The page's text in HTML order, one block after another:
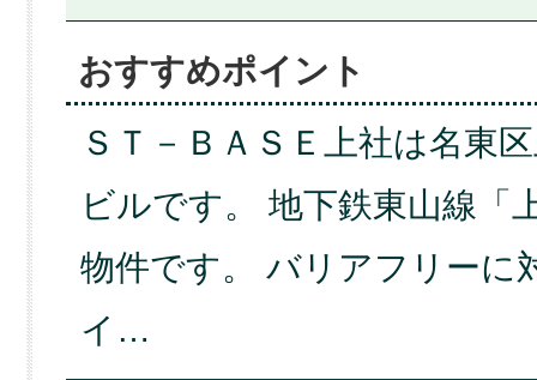
おすすめポイント
ＳＴ－ＢＡＳＥ上社は名東
ビルです。 地下鉄東山線「
物件です。 バリアフリーに
イ…